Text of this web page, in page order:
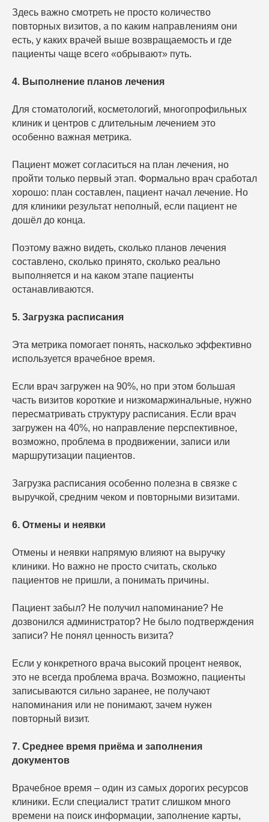
Здесь важно смотреть не просто количество
повторных визитов, а по каким направлениям они
есть, у каких врачей выше возвращаемость и где
пациенты чаще всего «обрывают» путь.
4. Выполнение планов лечения
Для стоматологий, косметологий, многопрофильных
клиник и центров с длительным лечением это
особенно важная метрика.
Пациент может согласиться на план лечения, но
пройти только первый этап. Формально врач сработал
хорошо: план составлен, пациент начал лечение. Но
для клиники результат неполный, если пациент не
дошёл до конца.
Поэтому важно видеть, сколько планов лечения
составлено, сколько принято, сколько реально
выполняется и на каком этапе пациенты
останавливаются.
5. Загрузка расписания
Эта метрика помогает понять, насколько эффективно
используется врачебное время.
Если врач загружен на 90%, но при этом большая
часть визитов короткие и низкомаржинальные, нужно
пересматривать структуру расписания. Если врач
загружен на 40%, но направление перспективное,
возможно, проблема в продвижении, записи или
маршрутизации пациентов.
Загрузка расписания особенно полезна в связке с
выручкой, средним чеком и повторными визитами.
6. Отмены и неявки
Отмены и неявки напрямую влияют на выручку
клиники. Но важно не просто считать, сколько
пациентов не пришли, а понимать причины.
Пациент забыл? Не получил напоминание? Не
дозвонился администратор? Не было подтверждения
записи? Не понял ценность визита?
Если у конкретного врача высокий процент неявок,
это не всегда проблема врача. Возможно, пациенты
записываются сильно заранее, не получают
напоминания или не понимают, зачем нужен
повторный визит.
7. Среднее время приёма и заполнения
документов
Врачебное время – один из самых дорогих ресурсов
клиники. Если специалист тратит слишком много
времени на поиск информации, заполнение карты,
Хочу такую аналитику